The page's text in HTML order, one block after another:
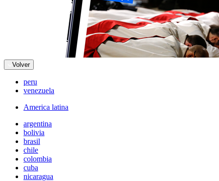
Volver
peru
venezuela
America latina
argentina
bolivia
brasil
chile
colombia
cuba
nicaragua